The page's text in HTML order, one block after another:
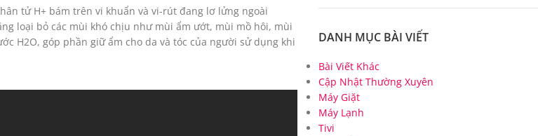
tử H+ bám trên vi khuẩn và vi-rút đang lơ lửng ngoài
loại bỏ các mùi khó chịu như mùi ẩm ướt, mùi mồ hôi, mùi
H2O, góp phần giữ ẩm cho da và tóc của người sử dụng khi
DANH MỤC BÀI VIẾT
Bài Viết Khác
Cập Nhật Thường Xuyên
Máy Giặt
Máy Lạnh
Tivi